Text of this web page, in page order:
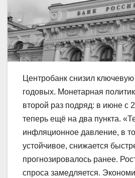
Центробанк снизил
годовых. Монетарная
второй раз подряд: в июне с
теперь ещё на два пункта.
инфляционное давление, в
устойчивое, снижается
прогнозировалось ранее.
спроса замедляется.